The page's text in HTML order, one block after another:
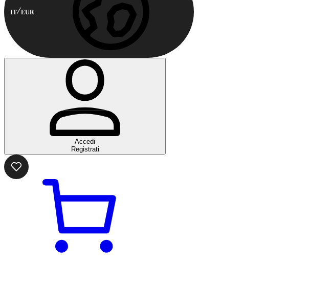
IT EUR
Accedi
Registrati